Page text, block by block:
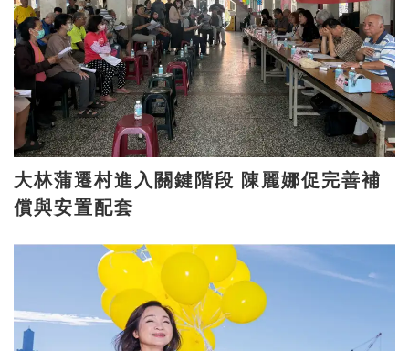
大林蒲遷村進入關鍵階段 陳麗娜促完善補
償與安置配套